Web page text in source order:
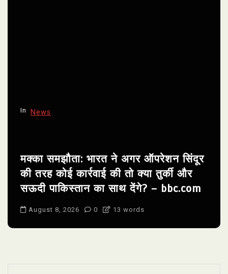
In News
मक्का समझौता: भारत ने अगर ऑपरेशन सिंदूर
की तरह कोई कार्रवाई की तो क्या तुर्की और
सऊदी पाकिस्तान का साथ देंगे? – bbc.com
August 8, 2026 0 13 words